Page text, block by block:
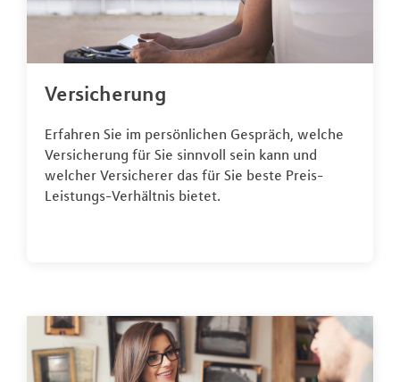
Versicherung
Erfahren Sie im persönlichen Gespräch, welche
Versicherung für Sie sinnvoll sein kann und
welcher Versicherer das für Sie beste Preis-
Leistungs-Verhältnis bietet.